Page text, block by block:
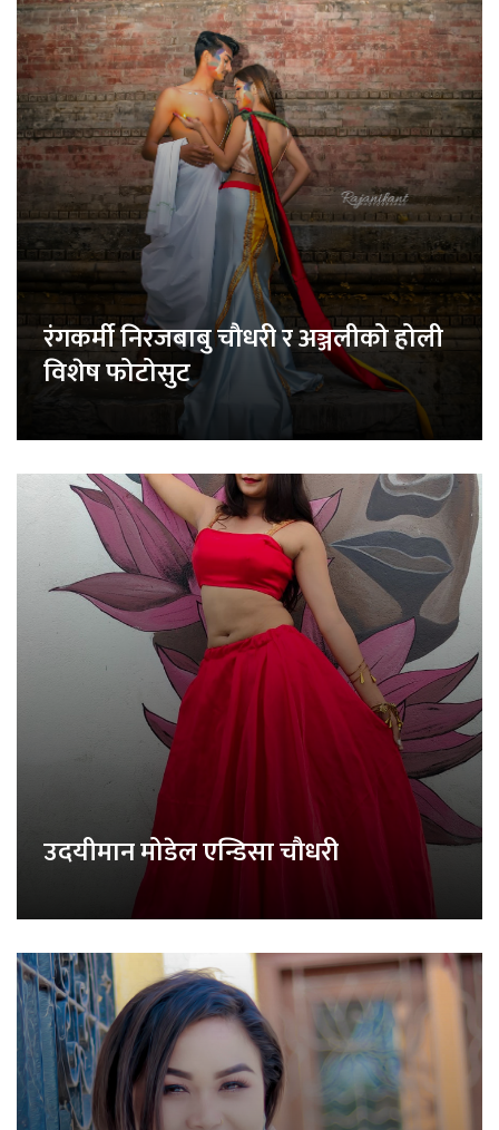
रंगकर्मी निरजबाबु चौधरी र अञ्जलीको होली
विशेष फोटोसुट
उदयीमान मोडेल एन्डिसा चौधरी